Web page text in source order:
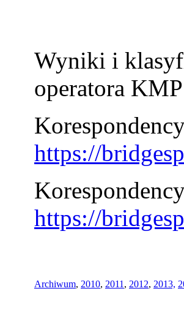
Wyniki i
operatora
https://
https://
Archiwum, 2010, 2011 , 2012, 2013,